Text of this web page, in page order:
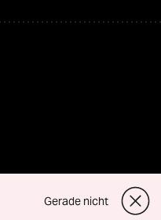
Gerade nicht